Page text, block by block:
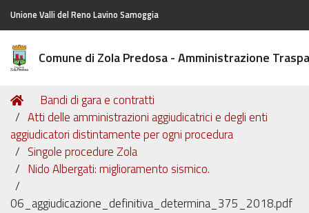
Unione Valli del Reno Lavino Samoggia
Comune di Zola Predosa - Amministrazione
Tu
sei
qui:
Home
Bandi di gara e contratti
Atti delle amministrazioni aggiudicatrici e degli enti
aggiudicatori distintamente per ogni procedura
Singole procedure Zola
Nido Albergati: miglioramento sismico.
06_aggiudicazione_definitiva_determina_375_2018.pdf